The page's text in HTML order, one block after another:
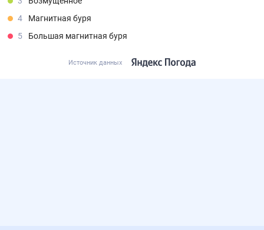
4
Магнитная буря
5
Большая магнитная буря
Источник данных